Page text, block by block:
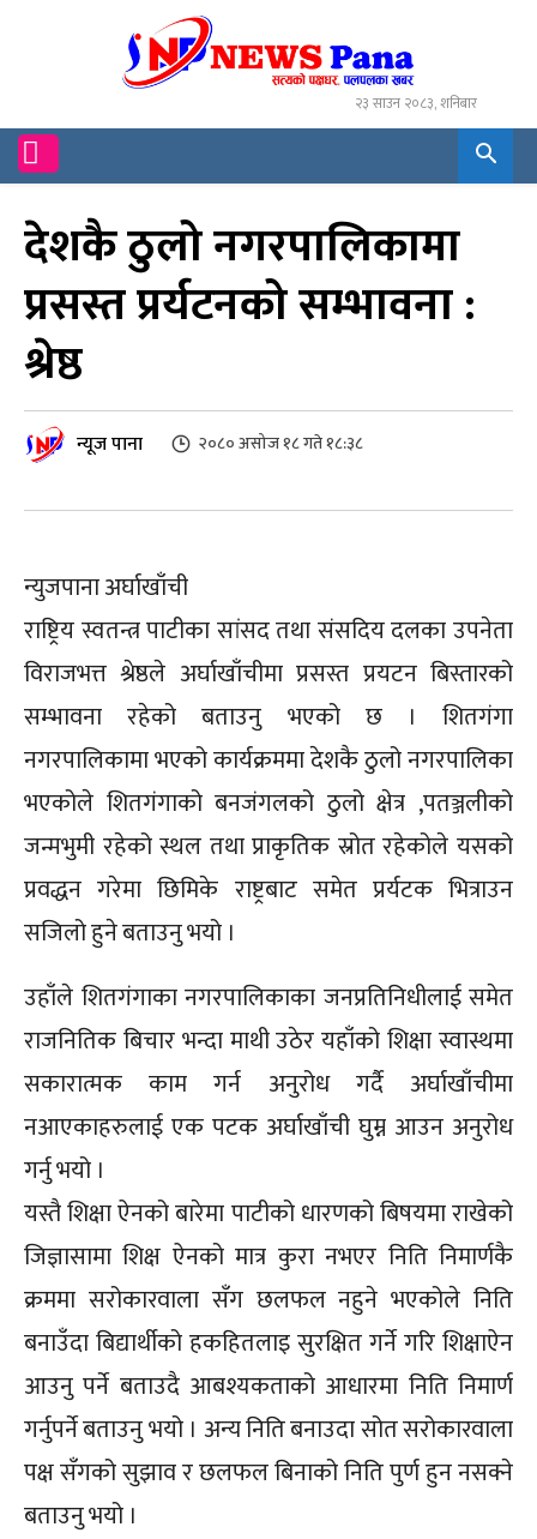
२३ साउन २०८३, शनिबार
देशकै ठुलो नगरपालिकामा
प्रसस्त प्रर्यटनको सम्भावना :
श्रेष्ठ
न्यूज पाना २०८० असोज १८ गते १८:३८
न्युजपाना अर्घाखाँची
राष्ट्रिय स्वतन्त्र पाटीका सांसद तथा संसदिय दलका उपनेता
विराजभत्त श्रेष्ठले अर्घाखाँचीमा प्रसस्त प्रयटन बिस्तारको
सम्भावना रहेको बताउनु भएको छ । शितगंगा
नगरपालिकामा भएको कार्यक्रममा देशकै ठुलो नगरपालिका
भएकोले शितगंगाको बनजंगलको ठुलो क्षेत्र ,पतञ्जलीको
जन्मभुमी रहेको स्थल तथा प्राकृतिक स्रोत रहेकोले यसको
प्रवद्धन गरेमा छिमिके राष्ट्रबाट समेत प्रर्यटक भित्राउन
सजिलो हुने बताउनु भयो ।
उहाँले शितगंगाका नगरपालिकाका जनप्रतिनिधीलाई समेत
राजनितिक बिचार भन्दा माथी उठेर यहाँको शिक्षा स्वास्थमा
सकारात्मक काम गर्न अनुरोध गर्दै अर्घाखाँचीमा
नआएकाहरुलाई एक पटक अर्घाखाँची घुम्न आउन अनुरोध
गर्नु भयो ।
यस्तै शिक्षा ऐनको बारेमा पाटीको धारणको बिषयमा राखेको
जिज्ञासामा शिक्ष ऐनको मात्र कुरा नभएर निति निमार्णकै
क्रममा सरोकारवाला सँग छलफल नहुने भएकोले निति
बनाउँदा बिद्यार्थीको हकहितलाइ सुरक्षित गर्ने गरि शिक्षाऐन
आउनु पर्ने बताउदै आबश्यकताको आधारमा निति निमार्ण
गर्नुपर्ने बताउनु भयो । अन्य निति बनाउदा सोत सरोकारवाला
पक्ष सँगको सुझाव र छलफल बिनाको निति पुर्ण हुन नसक्ने
बताउनु भयो ।